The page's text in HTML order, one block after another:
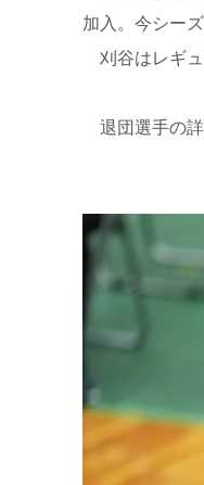
加入。今シー
刈谷はレギ
退団選手の詳